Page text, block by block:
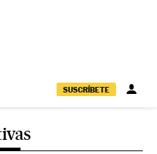
SUSCRÍBETE